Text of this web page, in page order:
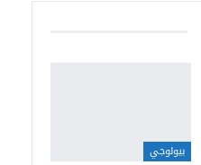
بيولوجي